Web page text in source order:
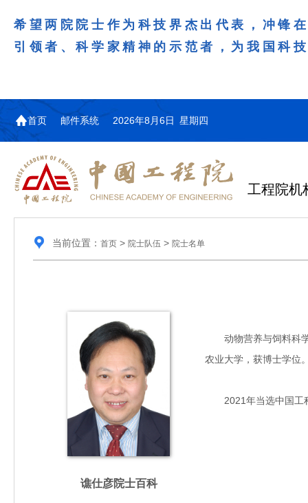
希望两院院士作为科技界杰出代表，冲锋
引领者、科学家精神的示范者，为我国科
首页 邮件系统 2026年8月6日 星期四
工程院机
当前位置： 首页> 院士队伍 > 院士名单
谯仕彦院士百科
动物营养与饲料科学
农业大学，获博士学位
2021年当选中国工